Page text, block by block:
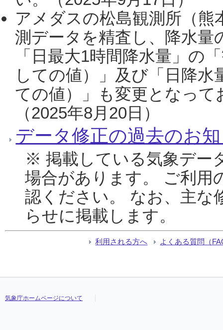
アメダスの松島観測所（熊
測データを精査し、降水
「日最大1時間降水量」の
しての値）」及び「日降
ての値）」も変更となっ
（2025年8月20日）
データ修正の過去のお
※ 掲載している気象デー
場合があります。 ご利用
認ください。 なお、主な
らせに掲載します。
利用される方へ よくある質問（
気象庁ホームページについて